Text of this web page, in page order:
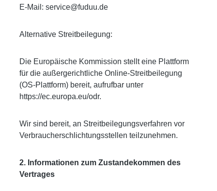
E-Mail: service@fuduu.de
Alternative Streitbeilegung:
Die Europäische Kommission stellt eine Plattform
für die außergerichtliche Online-Streitbeilegung
(OS-Plattform) bereit, aufrufbar unter
https://ec.europa.eu/odr.
Wir sind bereit, an Streitbeilegungsverfahren vor
Verbraucherschlichtungsstellen teilzunehmen.
2. Informationen zum Zustandekommen des
Vertrages